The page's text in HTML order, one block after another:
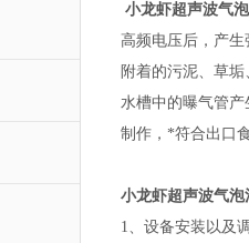
小龙虾超声波气
高频电压后，产
附着的污泥、草
水槽中的曝气管
制作，*符合出口
小龙虾超声波气泡
1、设备安装以及